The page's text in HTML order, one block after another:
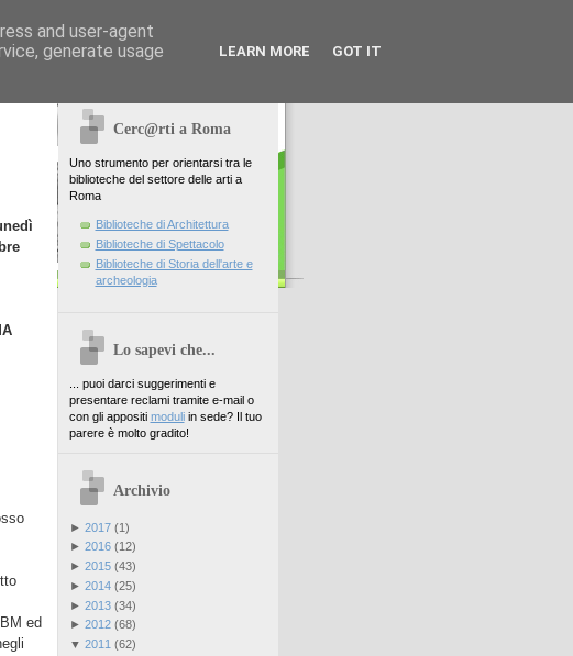
ed
Cerc@rti a Roma
Uno strumento per orientarsi tra le
biblioteche del settore delle arti a
Roma
Biblioteche di Architettura
Biblioteche di Spettacolo
Biblioteche di Storia dell'arte e
archeologia
Lo sapevi che...
... puoi darci suggerimenti e
presentare reclami tramite e-mail o
con gli appositi moduliin sede? Il tuo
parere è molto gradito!
Archivio
► 2017(1)
► 2016(12)
► 2015(43)
► 2014(25)
► 2013(34)
► 2012(68)
▼ 2011 (62)
and user-agent
generate usage
LEARN MORE GOT IT